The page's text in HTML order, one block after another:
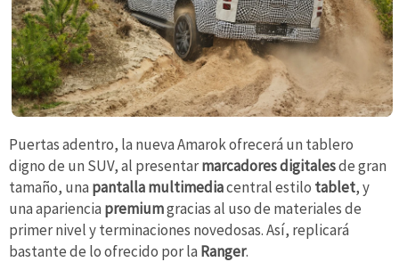
Puertas adentro, la nueva Amarok ofrecerá un tablero
digno de un SUV, al presentarmarcadores digitalesde gran
tamaño, una pantalla multimediacentral estilo tablet, y
una apariencia premiumgracias al uso de materiales de
primer nivel y terminaciones novedosas. Así, replicará
bastante de lo ofrecido por la Ranger.